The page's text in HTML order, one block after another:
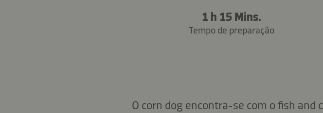
1 h 15 Mins.
Tempo de preparação
O corn dog encontra-se com o fish and